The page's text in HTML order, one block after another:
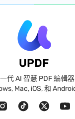
UPDF
代 AI 智慧 PDF 編輯器
Mac, iOS, 和